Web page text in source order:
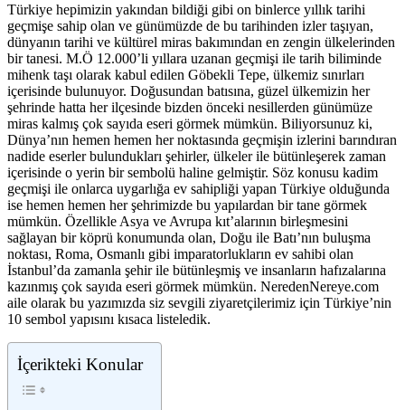
Türkiye hepimizin yakından bildiği gibi on binlerce yıllık tarihi
geçmişe sahip olan ve günümüzde de bu tarihinden izler taşıyan,
dünyanın tarihi ve kültürel miras bakımından en zengin ülkelerinden
bir tanesi. M.Ö 12.000’li yıllara uzanan geçmişi ile tarih biliminde
mihenk taşı olarak kabul edilen Göbekli Tepe, ülkemiz sınırları
içerisinde bulunuyor. Doğusundan batısına, güzel ülkemizin her
şehrinde hatta her ilçesinde bizden önceki nesillerden günümüze
miras kalmış çok sayıda eseri görmek mümkün. Biliyorsunuz ki,
Dünya’nın hemen hemen her noktasında geçmişin izlerini barındıran
nadide eserler bulundukları şehirler, ülkeler ile bütünleşerek zaman
içerisinde o yerin bir sembolü haline gelmiştir. Söz konusu kadim
geçmişi ile onlarca uygarlığa ev sahipliği yapan Türkiye olduğunda
ise hemen hemen her şehrimizde bu yapılardan bir tane görmek
mümkün. Özellikle Asya ve Avrupa kıt’alarının birleşmesini
sağlayan bir köprü konumunda olan, Doğu ile Batı’nın buluşma
noktası, Roma, Osmanlı gibi imparatorlukların ev sahibi olan
İstanbul’da zamanla şehir ile bütünleşmiş ve insanların hafızalarına
kazınmış çok sayıda eseri görmek mümkün. NeredenNereye.com
aile olarak bu yazımızda siz sevgili ziyaretçilerimiz için Türkiye’nin
10 sembol yapısını kısaca listeledik.
İçerikteki Konular